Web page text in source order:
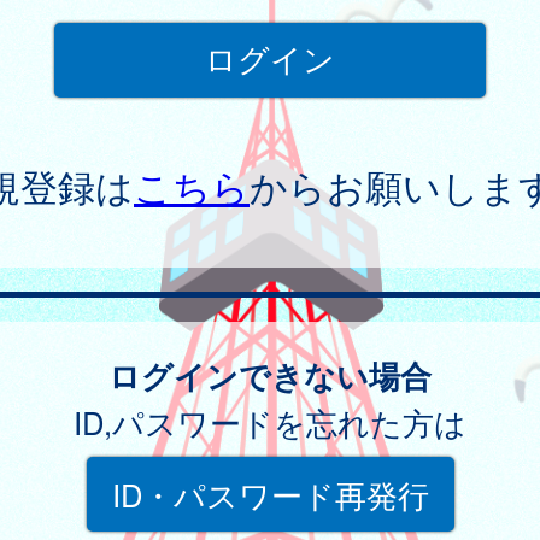
登録はこちらからお願いしま
ログインできない場合
ID,パスワードを忘れた方は
ID・パスワード再発行